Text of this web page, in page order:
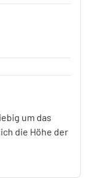
um das
die Höhe der